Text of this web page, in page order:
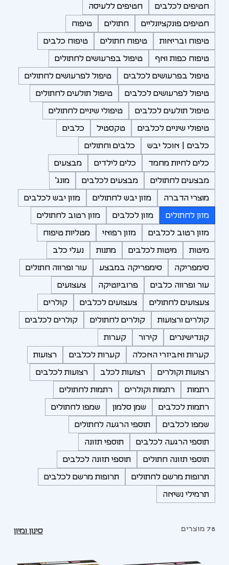
חטיפים לכלבים חטיפים ללעיסה
חטיפים פונקציונליים חתולים טיפוח
טיפוח ובריאות טיפוח חתולים טיפוח כלבים
טיפוח כפות ואף טיפול בפרעושים לחתולים
טיפול בפרעושים לכלבים טיפול לפרעושים לחתולים
טיפול לפרעושים לכלבים טיפול תולעים לחתולים
טיפול תולעים לכלבים טיפולי שיניים לחתולים
טיפולי שיניים לכלבים טקסטיל כלבים
כלבים | אוכל יבש כלבים וחתולים
כלים לחיות מחמד כלים לילדים מבצעים
מבצעים לחתולים מבצעים לכלבים מונג'
מוצרי הדברה מזון יבש לחתולים מזון יבש לכלבים
מזון לחתולים מזון לכלבים מזון רטוב לחתולים
מזון רטוב לכלבים מזון רפואי מטליות טיפוח
מיטות מיטות לכלבים מתנות נעלי כלב
סימפריקה סימפריקה במבצע עור ופרווה חתולים
עור ופרווה כלבים פרוביוטיקה צעצועים
צעצועים לחתולים צעצועים לכלבים קולרים
קולרים ורצועות קולרים לחתולים קולרים לכלבים
קונדישינרים קירור קערות
קערות ואביזרי האכלה קערות לכלבים רצועות
רצועות וקולרים רצועות לכלב רצועות לכלבים
רתמות רתמות וקולרים רתמות לחתולים
רתמות לכלבים שמן סלמון שמפו לחתולים
שמפו לכלבים תוספי הרגעה לחתולים
תוספי הרגעה לכלבים תוספי תזונה
תוספי תזונה חתולים תוספי תזונה לכלבים
תרופות מרשם לחתולים תרופות מרשם לכלבים
תרמילי נשיאה
78 מוצרים סינון ומיון